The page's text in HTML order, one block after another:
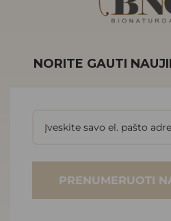
NORITE GAUTI
PRENUMERUOTI